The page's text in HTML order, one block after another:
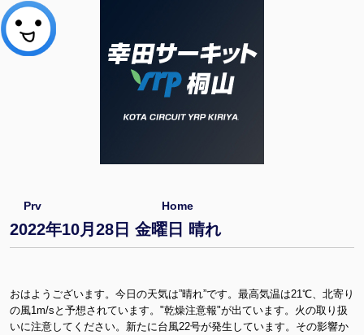
Prv Home
2022年10月28日 金曜日 晴れ
おはようございます。今日の天気は”晴れ”です。最高気温は21℃、北寄り
の風1m/sと予想されています。"乾燥注意報"が出ています。火の取り扱
いに注意してください。新たに台風22号が発生しています。その影響か